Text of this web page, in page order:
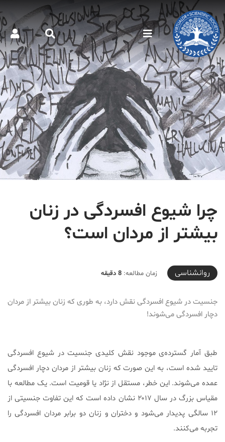
چرا شیوع افسردگی در زنان
بیشتر از مردان است؟
2019-10-07T21:01:35+03:30
روانشناسی زمان مطالعه: 8 دقیقه
جنسیت در شیوع افسردگی نقش دارد، به طوری که زنان بیشتر از مردان
دچار افسردگی می‌شوند!
طبق آمار گسترده‌ی موجود نقش کلیدی جنسیت در شیوع افسردگی
تایید شده است، به این صورت که زنان بیشتر از مردان دچار افسردگی
عمده می‌شوند. این خطر، مستقل از نژاد یا قومیت است. یک مطالعه با
مقیاس بزرگ در سال ۲۰۱۷ نشان داده است که این تفاوت جنسیتی از
۱۲ سالگی پدیدار می‌شود و دختران و زنان دو برابر مردان افسردگی را
تجربه می‌کنند.